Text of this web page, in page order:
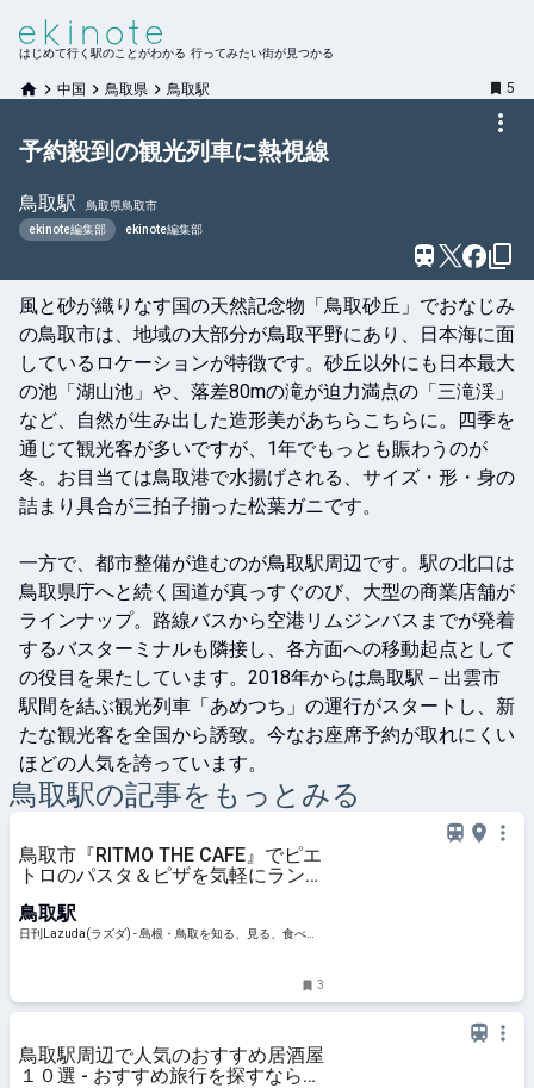
はじめて行く駅のことがわかる 行ってみたい街が見つかる
中国 鳥取県 鳥取駅 5
予約殺到の観光列車に熱視線
鳥取駅
鳥取県鳥取市
ekinote編集部
ekinote編集部
風と砂が織りなす国の天然記念物「鳥取砂丘」でおなじみ
の鳥取市は、地域の大部分が鳥取平野にあり、日本海に面
しているロケーションが特徴です。砂丘以外にも日本最大
の池「湖山池」や、落差80mの滝が迫力満点の「三滝渓」
など、自然が生み出した造形美があちらこちらに。四季を
通じて観光客が多いですが、1年でもっとも賑わうのが
冬。お目当ては鳥取港で水揚げされる、サイズ・形・身の
詰まり具合が三拍子揃った松葉ガニです。
一方で、都市整備が進むのが鳥取駅周辺です。駅の北口は
鳥取県庁へと続く国道が真っすぐのび、大型の商業店舗が
ラインナップ。路線バスから空港リムジンバスまでが発着
するバスターミナルも隣接し、各方面への移動起点として
の役目を果たしています。2018年からは鳥取駅－出雲市
駅間を結ぶ観光列車「あめつち」の運行がスタートし、新
たな観光客を全国から誘致。今なお座席予約が取れにくい
ほどの人気を誇っています。
鳥取駅の記事をもっとみる
鳥取市『RITMO THE CAFE』でピエ
トロのパスタ＆ピザを気軽にランチ
鳥取駅
日刊Lazuda(ラズダ) - 島根・鳥取を知る、見る、食べ
3
鳥取駅周辺で人気のおすすめ居酒屋
１０選 - おすすめ旅行を探すならト